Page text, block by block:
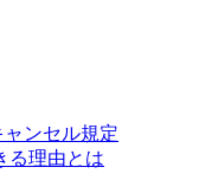
ンセル規定
る理由とは